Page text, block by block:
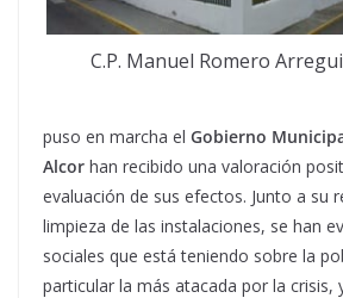
C.P. Manuel Romero
puso en marcha el Gobierno
Alcor han recibido una valoración
evaluación de sus efectos. Junto a su
limpieza de las instalaciones, se han
sociales que está teniendo sobre la
particular la más atacada por la crisis,